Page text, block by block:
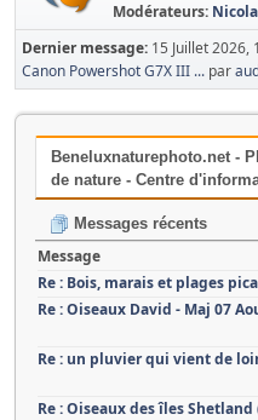
Modérateurs:
Dernier message: 15 Juillet 2026,
Canon Powershot G7X III ... par
Beneluxnaturephoto.net -
de nature - Centre
Messages récents
Message
Re : Bois, marais et plages
Re : Oiseaux David - Maj 07
Re : un pluvier qui vient de
Re : Oiseaux des îles Shetland